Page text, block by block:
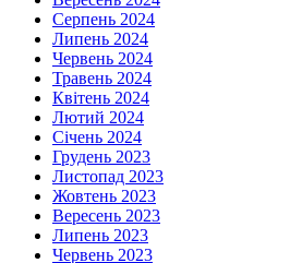
Серпень 2024
Липень 2024
Червень 2024
Травень 2024
Квітень 2024
Лютий 2024
Січень 2024
Грудень 2023
Листопад 2023
Жовтень 2023
Вересень 2023
Липень 2023
Червень 2023